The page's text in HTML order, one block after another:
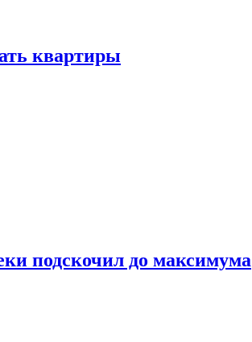
квартиры
подскочил до максимума